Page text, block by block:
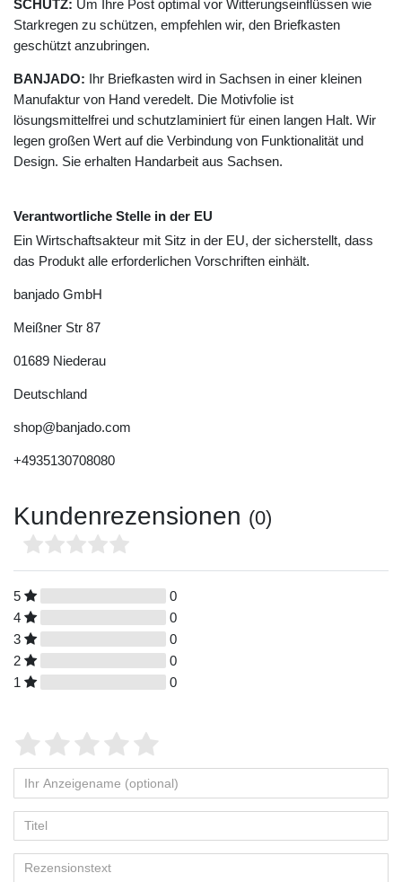
SCHUTZ: Um Ihre Post optimal vor Witterungseinflüssen wie
Starkregen zu schützen, empfehlen wir, den Briefkasten
geschützt anzubringen.
BANJADO: Ihr Briefkasten wird in Sachsen in einer kleinen
Manufaktur von Hand veredelt. Die Motivfolie ist
lösungsmittelfrei und schutzlaminiert für einen langen Halt. Wir
legen großen Wert auf die Verbindung von Funktionalität und
Design. Sie erhalten Handarbeit aus Sachsen.
Verantwortliche Stelle in der EU
Ein Wirtschaftsakteur mit Sitz in der EU, der sicherstellt, dass
das Produkt alle erforderlichen Vorschriften einhält.
banjado GmbH
Meißner Str 87
01689 Niederau
Deutschland
shop@banjado.com
+4935130708080
Kundenrezensionen (0)
5
0
4
0
3
0
2
0
1
0